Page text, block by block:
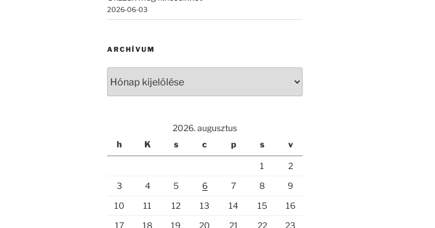
2026-06-03
ARCHÍVUM
2026. augusztus
h
K s c p s v
1
2
3
4 5 6 7 8
9
10
11 12 13 14 15
16
17
18 19 20 21 22
23